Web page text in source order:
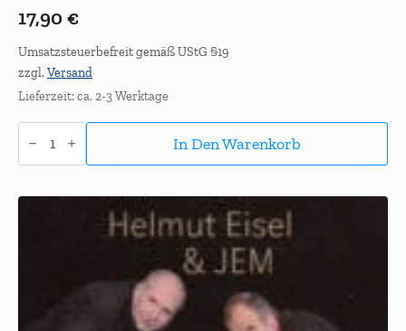
17,90 €
Umsatzsteuerbefreit gemäß UStG §19
zzgl.Versand
Lieferzeit: ca. 2-3 Werktage
Bei
dir
es
so
In Den Warenkorb